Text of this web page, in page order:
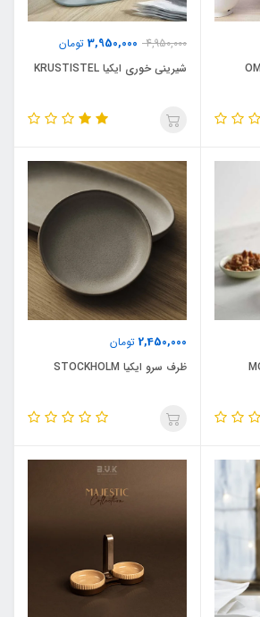
4,950,000
3,950,000 تومان
شیرینی خوری ایکیا KRUSTISTEL
2,450,000 تومان
ظرف سرو ایکیا STOCKHOLM